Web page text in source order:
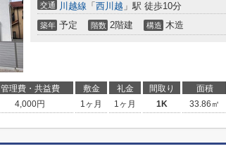
交通 川越線 「 西川越 」駅 徒歩10分
築年 予定 階数 2階建 構造 木造
管理費・共益費 敷金 礼金 間取り 面積
4,000円 1ヶ月 1ヶ月 1K 33.86㎡